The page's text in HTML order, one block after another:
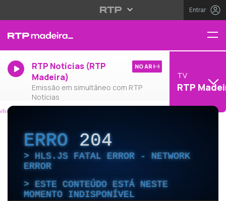
Entrar
RTP Notícias (RTP
Madeira)
Emissão em simultâneo com RTP
Notícias
NO AR
TV
RTP
ERRO204
HLS.JS FATAL ERROR - NETWORK
ERROR
ESTE CONTEÚDO ESTÁ NESTE
MOMENTO INDISPONÍVEL